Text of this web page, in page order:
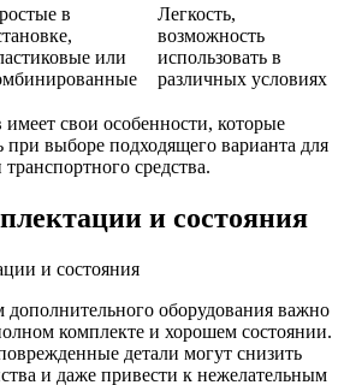
в
или
Легкость,
возможность
использовать в
различных условиях
свои особенности, которые
при выборе подходящего варианта для
средства.
и состояния
дополнительного оборудования важно
комплекте и хорошем состоянии.
детали могут снизить
и даже привести к нежелательным